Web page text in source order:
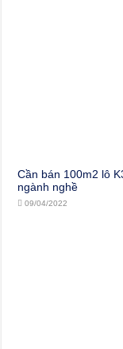
Cần bán 100m2 lô
ngành nghề
09/04/2022